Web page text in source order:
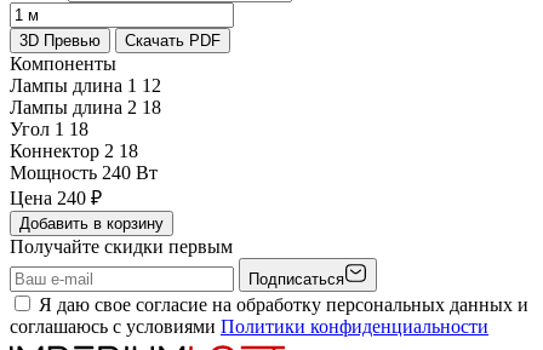
3D Превью Скачать PDF
Компоненты
Лампы длина 1 12
Лампы длина 2 18
Угол 1 18
Коннектор 2 18
Мощность 240 Вт
Цена 240 ₽
Добавить в корзину
Получайте скидки первым
Подписаться
Я даю свое согласие на обработку персональных данных и
соглашаюсь с условиями Политики конфиденциальности